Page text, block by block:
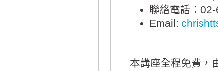
聯絡電話：
Email:
本講座全程免費，